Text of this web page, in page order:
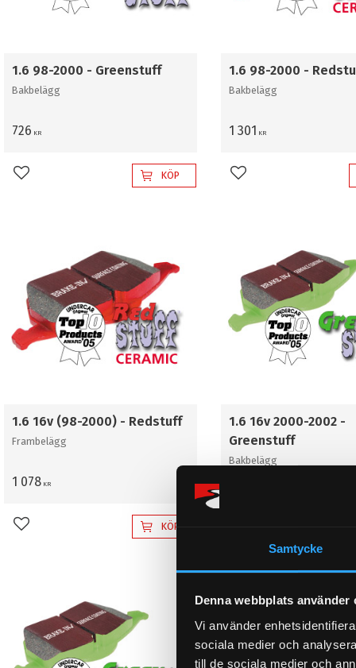
Samtycke
Denna webbplats använder
Vi använder
sociala medier och
till de sociala medier och
1.6 98-2000 - Greenstuff
Bakbelägg
726 KR
Lägg till i favoriter KÖP
1.6 98-2000 -
Bakbelägg
1 301 KR
Lägg till i favoriter
1.6 16v (98-2000) - Redstuff
Frambelägg
1 078 KR
Lägg till i favoriter KÖP
1.6 16v 2000-2002 -
Greenstuff
Bakbelägg